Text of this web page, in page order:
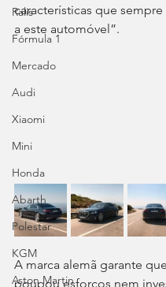
Ralis
Fórmula 1
Mercado
Audi
Xiaomi
Mini
Honda
Abarth
Polestar
KGM
Aston Martin
características que sempre
a este automóvel”.
A marca alemã garante
poupou esforços nem